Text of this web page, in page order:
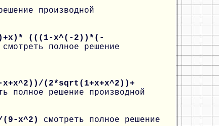
производной
(((1-x^(-2))*(-
смотреть полное решение
(2*sqrt(1+x+x^2))+
полное решение производной
x^2) смотреть полное решение